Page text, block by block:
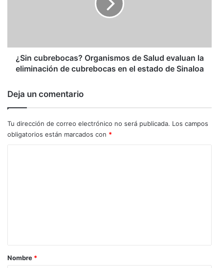
de
cubrebocas
de
Sinaloa
¿Sin cubrebocas? Organismos de Salud evaluan la
eliminación de cubrebocas en el estado de Sinaloa
Deja un comentario
Tu dirección de correo electrónico no será publicada. Los campos
obligatorios están marcados con *
rNombre *